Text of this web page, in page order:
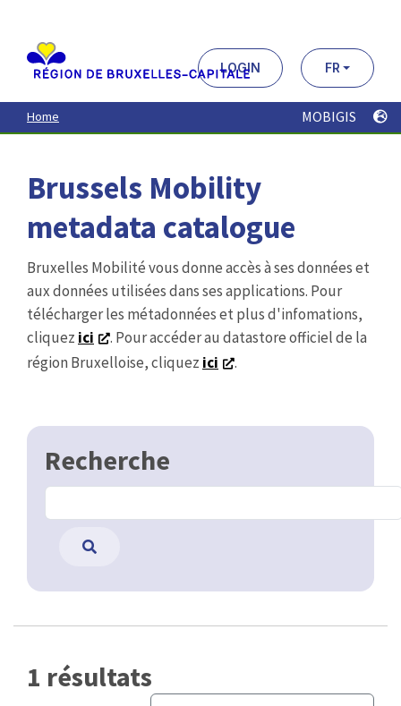
contenu
principal
LOGIN FR
Home MOBIGIS
Brussels Mobility
metadata catalogue
Bruxelles Mobilité vous donne accès à ses données et
aux données utilisées dans ses applications. Pour
télécharger les métadonnées et plus d'infomations,
cliquez ici
. Pour accéder au datastore officiel de la
région Bruxelloise, cliquez ici .
Recherche
1 résultats